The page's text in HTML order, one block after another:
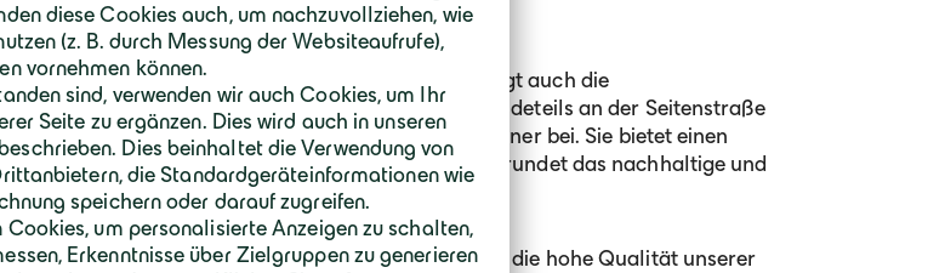
lärmgeschützte Freibereiche für die Bewohner bietet.
Neben der beeindruckenden Fassadengestaltung trägt auch die
Gemeinschaftsterrasse, die ins Satteldach des Gebäudeteils an der Seitenstraße
integriert wurde, zur hohen Lebensqualität der Bewohner bei. Sie bietet einen
ruhigen Rückzugsort abseits des Verkehrslärms und rundet das nachhaltige und
zukunftsweisende Gesamtkonzept des Projekts ab.
Mit der Auszeichnung durch den Callwey Verlag wird die hohe Qualität unserer